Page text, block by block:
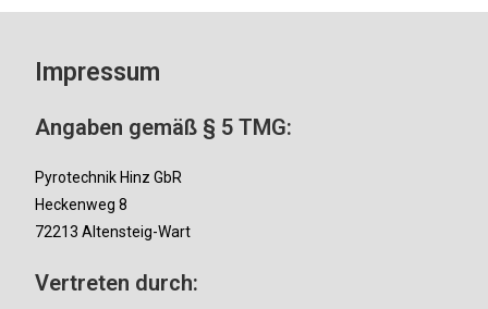
Impressum
Angaben gemäß § 5 TMG:
Pyrotechnik Hinz GbR
Heckenweg 8
72213 Altensteig-Wart
Vertreten durch: